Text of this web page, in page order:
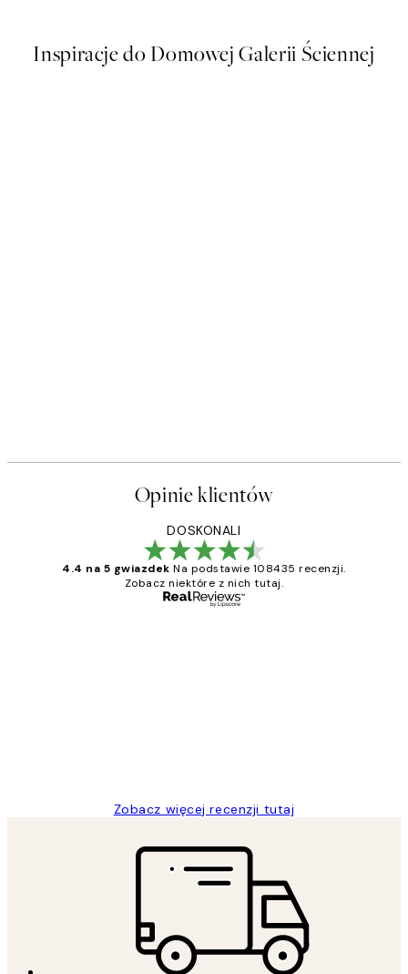
Inspiracje do Domowej Galerii Ściennej
Opinie klientów
DOSKONALI
4.4 na 5 gwiazdek Na podstawie 108435 recenzji.
Zobacz niektóre z nich tutaj.
Zobacz więcej recenzji tutaj